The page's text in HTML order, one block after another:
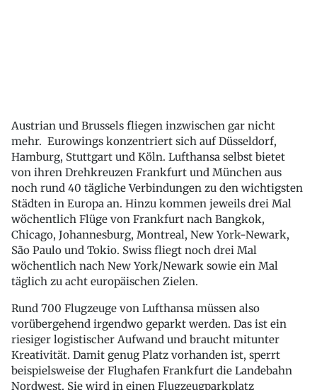
Austrian und Brussels fliegen inzwischen gar nicht
mehr. Eurowings konzentriert sich auf Düsseldorf,
Hamburg, Stuttgart und Köln. Lufthansa selbst bietet
von ihren Drehkreuzen Frankfurt und München aus
noch rund 40 tägliche Verbindungen zu den wichtigsten
Städten in Europa an. Hinzu kommen jeweils drei Mal
wöchentlich Flüge von Frankfurt nach Bangkok,
Chicago, Johannesburg, Montreal, New York-Newark,
São Paulo und Tokio. Swiss fliegt noch drei Mal
wöchentlich nach New York/Newark sowie ein Mal
täglich zu acht europäischen Zielen.
Rund 700 Flugzeuge von Lufthansa müssen also
vorübergehend irgendwo geparkt werden. Das ist ein
riesiger logistischer Aufwand und braucht mitunter
Kreativität. Damit genug Platz vorhanden ist, sperrt
beispielsweise der Flughafen Frankfurt die Landebahn
Nordwest. Sie wird in einen Flugzeugparkplatz